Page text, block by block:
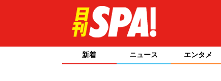
新着 ニュース エンタメ